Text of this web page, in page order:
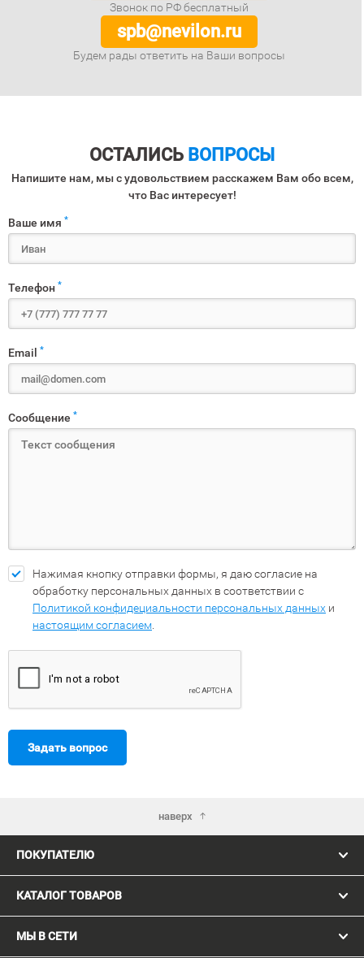
Звонок по РФ бесплатный
spb@nevilon.ru
Будем рады ответить на Ваши вопросы
ОСТАЛИСЬ ВОПРОСЫ
Напишите нам, мы с удовольствием расскажем Вам обо всем,
что Вас интересует!
Ваше имя *
Телефон *
Email *
Сообщение *
Нажимая кнопку отправки формы, я даю согласие на
обработку персональных данных в соответствии с
Политикой конфидециальности персональных данных и
настоящим согласием
Задать вопрос
наверх
ПОКУПАТЕЛЮ
КАТАЛОГ ТОВАРОВ
МЫ В СЕТИ